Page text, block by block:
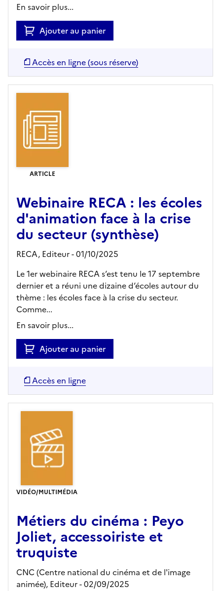
En savoir plus...
Ajouter au panier
Accès en ligne (sous réserve)
ARTICLE
Webinaire RECA : les écoles
d'animation face à la crise
du secteur (synthèse)
RECA, Editeur- 01/10/2025
Le 1er webinaire RECA s’est tenu le 17 septembre
dernier et a réuni une dizaine d’écoles autour du
thème : les écoles face à la crise du secteur.
Comme...
En savoir plus...
Ajouter au panier
Accès en ligne
VIDÉO/MULTIMÉDIA
Métiers du cinéma : Peyo
Joliet, accessoiriste et
truquiste
CNC (Centre national du cinéma et de l'image
animée), Editeur- 02/09/2025